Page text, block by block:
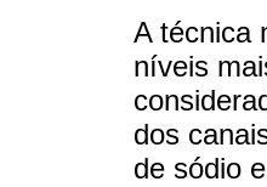
A técnica
níveis
dos
de sódio